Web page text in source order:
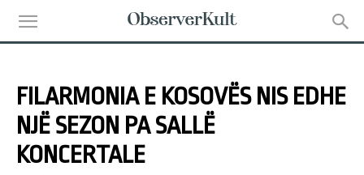
FILARMONIA E KOSOVËS NIS EDHE
NJË SEZON PA SALLË
KONCERTALE